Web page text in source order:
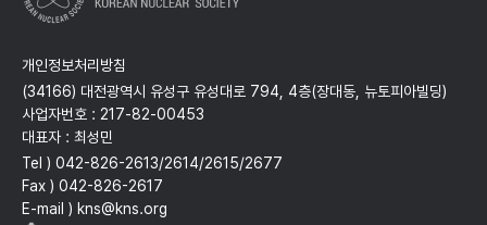
개인정보처리방침
(34166) 대전광역시 유성구 유성대로 794, 4층(장대동, 뉴토피아빌딩)
사업자번호 : 217-82-00453
대표자 : 최성민
Tel ) 042-826-2613/2614/2615/2677
Fax ) 042-826-2617
E-mail ) kns@kns.org